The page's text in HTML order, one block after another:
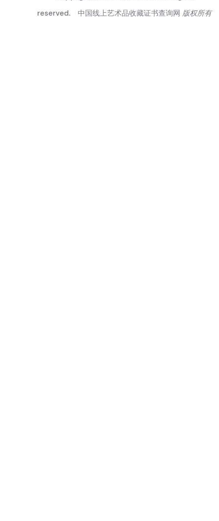
reserved. 中国线上艺术品收藏证书查询网 版权所有